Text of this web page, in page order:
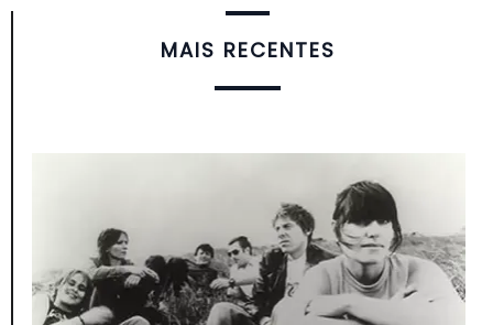
MAIS RECENTES